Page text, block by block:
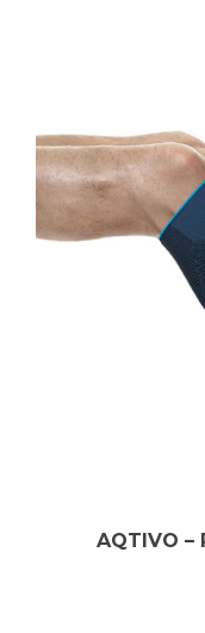
AQTIVO –